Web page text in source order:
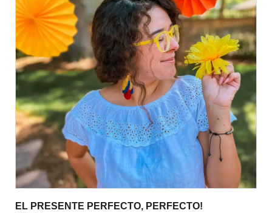
EL PRESENTE PERFECTO, PERFECTO!